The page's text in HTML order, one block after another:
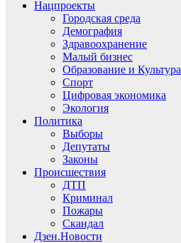
Нацпроекты
Городская среда
Демография
Здравоохранение
Малый бизнес
Образование и Культура
Спорт
Цифровая экономика
Экология
Политика
Выборы
Депутаты
Законы
Происшествия
ДТП
Криминал
Пожары
Скандал
Дзен.Новости